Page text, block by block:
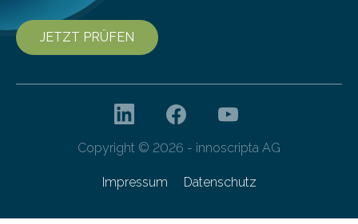
JETZT PRÜFEN
Copyright © 2026 - innoscripta AG
Impressum Datenschutz